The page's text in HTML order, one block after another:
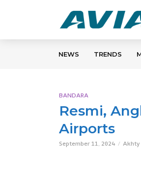
NEWS TRENDS
BANDARA
Resmi,
Airports
September 11, 2024 Akhty